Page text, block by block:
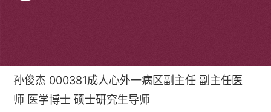
孙俊杰 000381成人心外一病区副主任 副主任医
师 医学博士 硕士研究生导师